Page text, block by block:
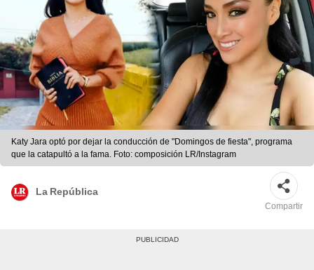
Katy Jara optó por dejar la conducción de "Domingos de fiesta", programa
que la catapultó a la fama. Foto: composición LR/Instagram
La República
Compartir